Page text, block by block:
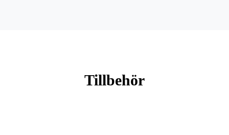
Mönsterrepetition: 53 cm
Tillbehör